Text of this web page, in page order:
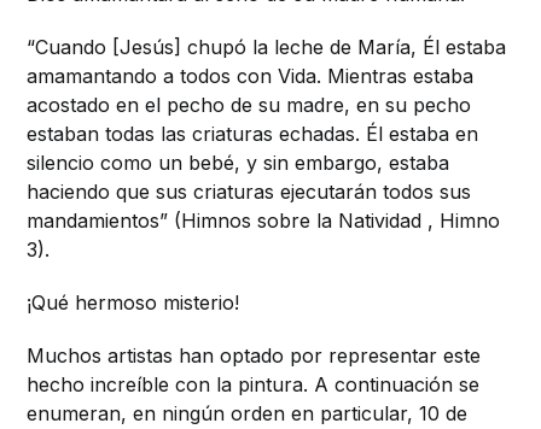
“Cuando [Jesús] chupó la leche de María, Él estaba
amamantando a todos con Vida. Mientras estaba
acostado en el pecho de su madre, en su pecho
estaban todas las criaturas echadas. Él estaba en
silencio como un bebé, y sin embargo, estaba
haciendo que sus criaturas ejecutarán todos sus
mandamientos” (Himnos sobre la Natividad , Himno
3).
¡Qué hermoso misterio!
Muchos artistas han optado por representar este
hecho increíble con la pintura. A continuación se
enumeran, en ningún orden en particular, 10 de